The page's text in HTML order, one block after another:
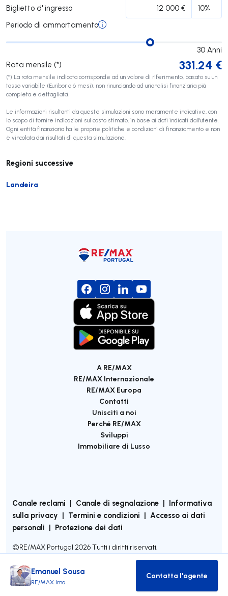
Biglietto d' ingresso
Periodo di ammortamento
30 Anni
Rata mensile (*)
331.24 €
(*) La rata mensile indicata corrisponde ad un valore di riferimento, basato su un
tasso variabile (Euribor a 6 mesi), non rinunciando ad un'analisi finanziaria più
completa e dettagliata!
Le informazioni risultanti da queste simulazioni sono meramente indicative, con
lo scopo di fornire indicazioni sul costo stimato, in base ai dati indicati dall'utente.
Ogni entità finanziaria ha le proprie politiche e condizioni di finanziamento e non
è vincolata dai risultati di questa simulazione.
Regioni successive
Landeira
A RE/MAX
RE/MAX Internazionale
RE/MAX Europa
Contatti
Unisciti a noi
Perché RE/MAX
Sviluppi
Immobiliare di Lusso
Canale reclami | Canale di segnalazione | Informativa
sulla privacy | Termini e condizioni | Accesso ai dati
personali | Protezione dei dati
©RE/MAX Portugal 2026Tutti i diritti riservati.
Emanuel Sousa
RE/MAX Imo Contatta
Contatta l'agente